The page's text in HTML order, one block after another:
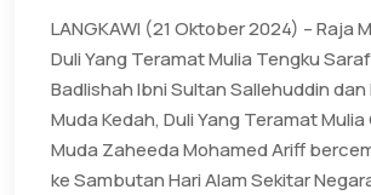
LANGKAWI (21 Oktober 2024) – Raja
Duli Yang Teramat Mulia Tengku
Badlishah Ibni Sultan Sallehuddin dan
Muda Kedah, Duli Yang Teramat Mulia
Muda Zaheeda Mohamed Ariff
ke Sambutan Hari Alam Sekitar